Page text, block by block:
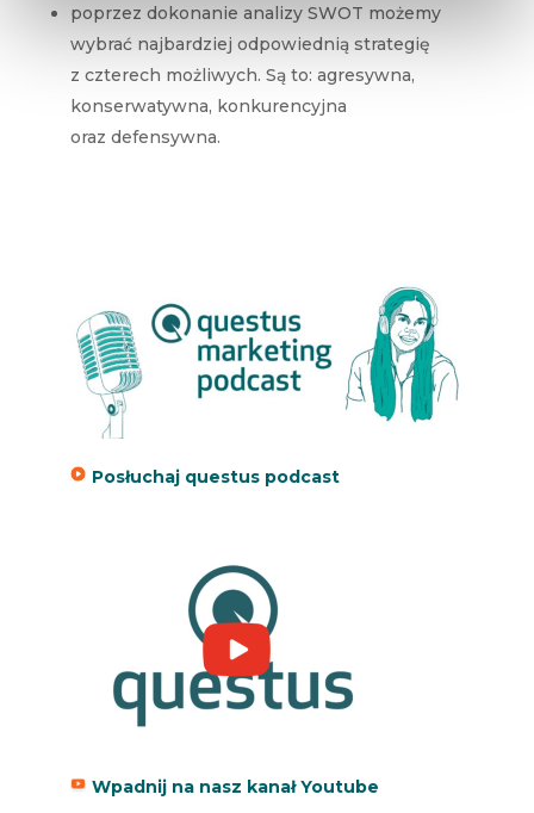
poprzez dokonanie analizy SWOT możemy
wybrać najbardziej odpowiednią strategię
z czterech możliwych. Są to: agresywna,
konserwatywna, konkurencyjna
oraz defensywna.
Posłuchaj questus podcast
Wpadnij na nasz kanał Youtube